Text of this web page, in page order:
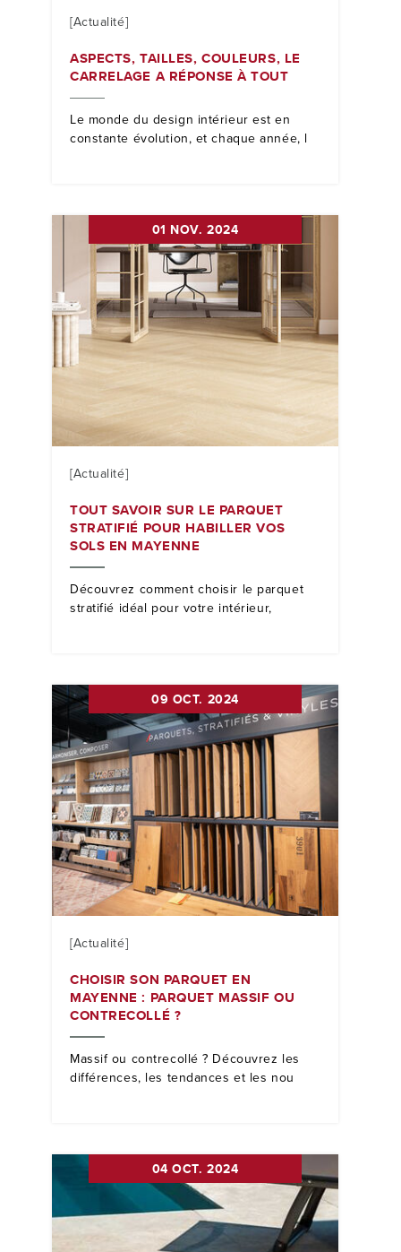
[Actualité]
ASPECTS, TAILLES, COULEURS, LE
CARRELAGE A RÉPONSE À TOUT
Le monde du design intérieur est en
constante évolution, et chaque année, l
01 NOV. 2024
[Actualité]
TOUT SAVOIR SUR LE PARQUET
STRATIFIÉ POUR HABILLER VOS
SOLS EN MAYENNE
Découvrez comment choisir le parquet
stratifié idéal pour votre intérieur,
09 OCT. 2024
[Actualité]
CHOISIR SON PARQUET EN
MAYENNE : PARQUET MASSIF OU
CONTRECOLLÉ ?
Massif ou contrecollé ? Découvrez les
différences, les tendances et les nou
04 OCT. 2024